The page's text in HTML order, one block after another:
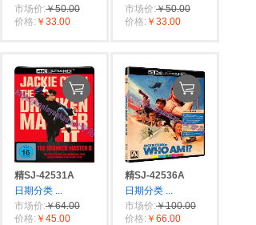
市场价:￥50.00
价格: ￥33.00
市场价:￥50.00
价格: ￥33.00
精SJ-42531A
日期分类 ...
市场价:￥64.00
价格: ￥45.00
精SJ-42536A
日期分类 ...
市场价:￥100.00
价格: ￥66.00